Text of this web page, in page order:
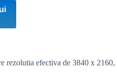
rezolutia efectiva de 3840 x